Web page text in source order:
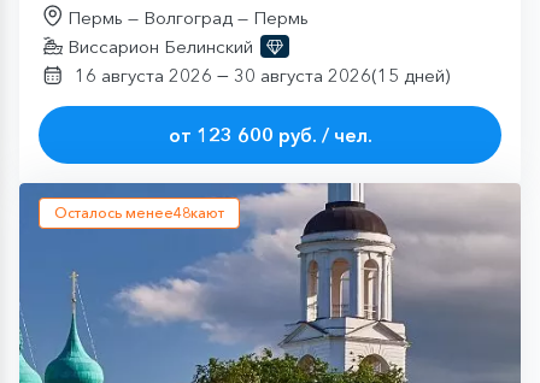
Пермь — Волгоград — Пермь
Виссарион Белинский
16 августа 2026 — 30 августа 2026(15 дней)
от 123 600 руб. / чел.
Осталось менее48кают